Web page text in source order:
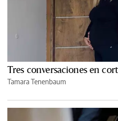
Tres conversaciones en
Tamara Tenenbaum